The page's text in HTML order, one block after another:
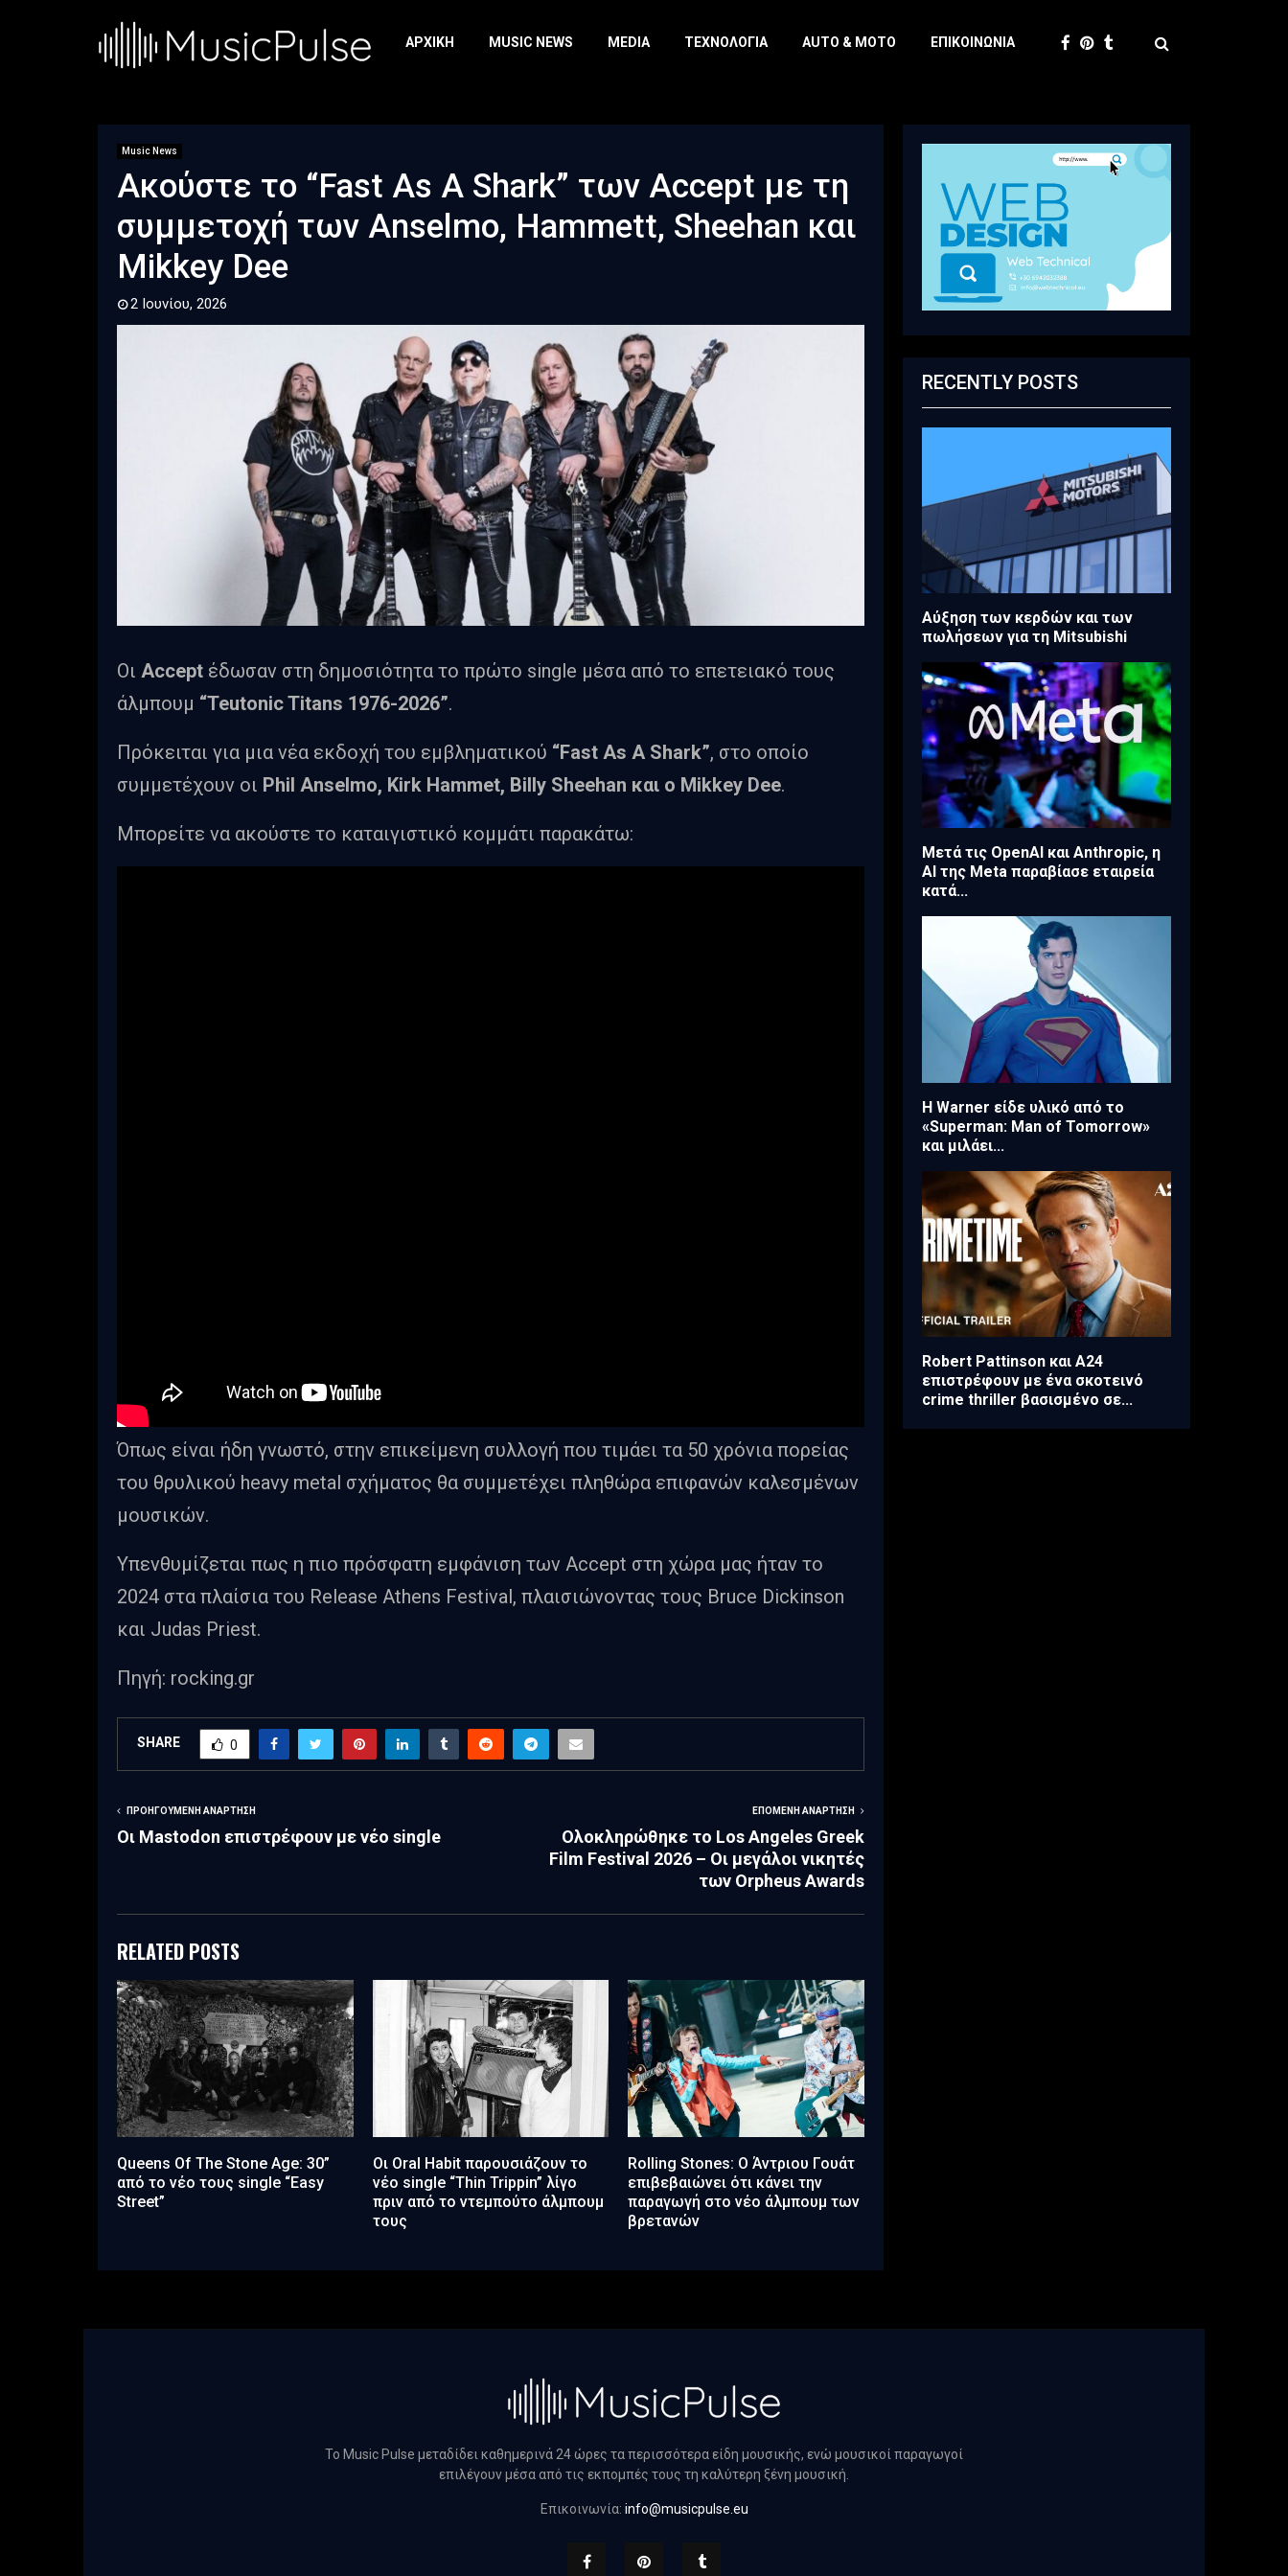
ΑΡΧΙΚΉ MUSIC NEWS MEDIA ΤΕΧΝΟΛΟΓΊΑ AUTO & MOTO ΕΠΙΚΟΙΝΩΝΊΑ
Music News
Ακούστε το “Fast As A Shark” των Accept με τη
συμμετοχή των Anselmo, Hammett, Sheehan και
Mikkey Dee
2 Ιουνίου, 2026
Οι Accept έδωσαν στη δημοσιότητα το πρώτο single μέσα από το επετειακό τους
άλμπουμ “Teutonic Titans 1976-2026”.
Πρόκειται για μια νέα εκδοχή του εμβληματικού “Fast As A Shark”, στο οποίο
συμμετέχουν οι Phil Anselmo, Kirk Hammet, Billy Sheehan και ο Mikkey Dee.
Μπορείτε να ακούστε το καταιγιστικό κομμάτι παρακάτω:
Όπως είναι ήδη γνωστό, στην επικείμενη συλλογή που τιμάει τα 50 χρόνια πορείας
του θρυλικού heavy metal σχήματος θα συμμετέχει πληθώρα επιφανών καλεσμένων
μουσικών.
Υπενθυμίζεται πως η πιο πρόσφατη εμφάνιση των Accept στη χώρα μας ήταν το
2024 στα πλαίσια του Release Athens Festival, πλαισιώνοντας τους Bruce Dickinson
και Judas Priest.
Πηγή: rocking.gr
SHARE 0
ΠΡΟΗΓΟΎΜΕΝΗ ΑΝΆΡΤΗΣΗ
Οι Mastodon επιστρέφουν με νέο single
ΕΠΌΜΕΝΗ ΑΝΆΡΤΗΣΗ
Ολοκληρώθηκε το Los Angeles Greek
Film Festival 2026 – Οι μεγάλοι νικητές
των Orpheus Awards
RELATED POSTS
Queens Of The Stone Age: 30”
από το νέο τους single “Easy
Street”
Οι Oral Habit παρουσιάζουν το
νέο single “Thin Trippin” λίγο
πριν από το ντεμπούτο άλμπουμ
τους
Rolling Stones: Ο Άντριου Γουάτ
επιβεβαιώνει ότι κάνει την
παραγωγή στο νέο άλμπουμ των
βρετανών
RECENTLY POSTS
Aύξηση των κερδών και των
πωλήσεων για τη Mitsubishi
Μετά τις OpenAI και Anthropic, η
AI της Meta παραβίασε εταιρεία
κατά...
Η Warner είδε υλικό από το
«Superman: Man of Tomorrow»
και μιλάει...
Robert Pattinson και A24
επιστρέφουν με ένα σκοτεινό
crime thriller βασισμένο σε...
Το Music Pulse μεταδίδει καθημερινά 24 ώρες τα περισσότερα είδη μουσικής, ενώ μουσικοί παραγωγοί
επιλέγουν μέσα από τις εκπομπές τους τη καλύτερη ξένη μουσική.
Επικοινωνία: info@musicpulse.eu